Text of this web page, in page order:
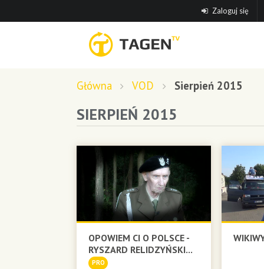
Zaloguj się
Główna VOD Sierpień 2015
SIERPIEŃ 2015
OPOWIEM CI O POLSCE -
RYSZARD RELIDZYŃSKI...
PRO